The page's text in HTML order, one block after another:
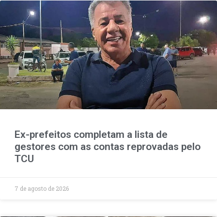
Ex-prefeitos completam a lista de
gestores com as contas reprovadas pelo
TCU
7 de agosto de 2026